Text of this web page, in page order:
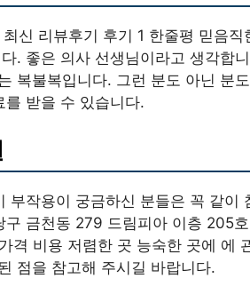
신 리뷰후기 후기 1 한줄평 믿음직
. 좋은 의사 선생님이라고 생각합
복불복입니다. 그런 분도 아닌 분
받을 수 있습니다.
부작용이 궁금하신 분들은 꼭 같이
금천동 279 드림피아 이층 205
격 비용 저렴한 곳 능숙한 곳에 에
점을 참고해 주시길 바랍니다.